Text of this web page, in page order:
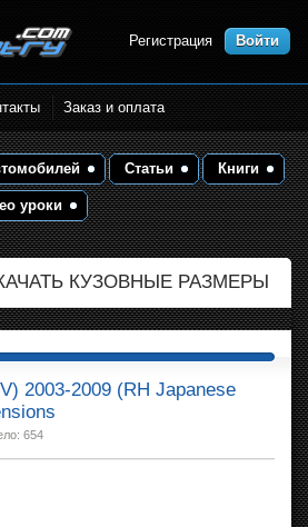
Регистрация Войти
Заказ и оплата
Статьи Книги
уроки
КУЗОВНЫЕ РАЗМЕРЫ
2003-2009 (RH Japanese
654